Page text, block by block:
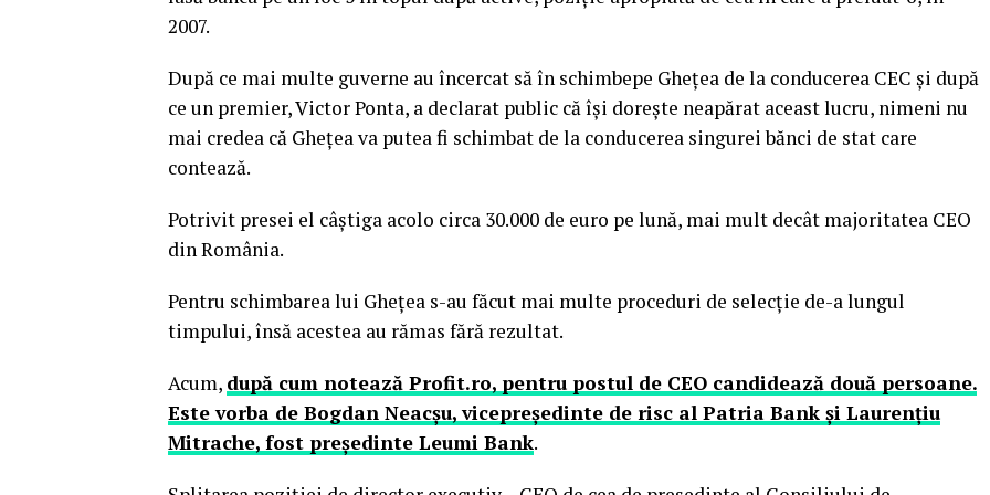
2007.
După ce mai multe guverne au încercat să în schimbepe Gheţea de la conducerea CEC şi după
ce un premier, Victor Ponta, a declarat public că îşi doreşte neapărat aceast lucru, nimeni nu
mai credea că Gheţea va putea fi schimbat de la conducerea singurei bănci de stat care
contează.
Potrivit presei el câştiga acolo circa 30.000 de euro pe lună, mai mult decât majoritatea CEO
din România.
Pentru schimbarea lui Gheţea s-au făcut mai multe proceduri de selecţie de-a lungul
timpului, însă acestea au rămas fără rezultat.
Acum, după cum notează Profit.ro, pentru postul de CEO candidează două persoane.
Este vorba de Bogdan Neacşu, vicepreşedinte de risc al Patria Bank şi Laurenţiu
Mitrache, fost preşedinte Leumi Bank.